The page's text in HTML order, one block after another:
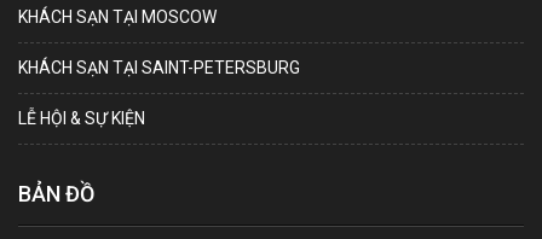
KHÁCH SẠN TẠI MOSCOW
KHÁCH SẠN TẠI SAINT-PETERSBURG
LỄ HỘI & SỰ KIỆN
BẢN ĐỒ